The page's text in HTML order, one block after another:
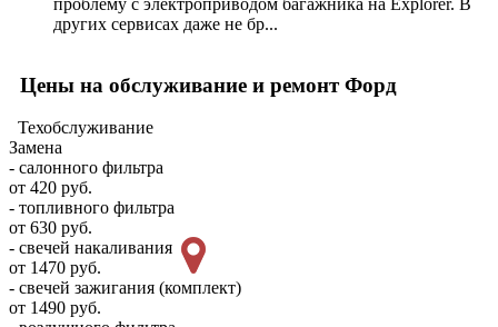
других сервисах даже не бр...
Цены на обслуживание и ремонт Форд
Техобслуживание
Замена
- салонного фильтра
от 420 руб.
- топливного фильтра
от 630 руб.
- свечей накаливания
от 1470 руб.
- свечей зажигания (комплект)
от 1490 руб.